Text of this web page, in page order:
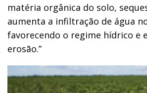
matéria orgânica do solo,
aumenta a infiltração de água
favorecendo o regime hídrico e
erosão.”